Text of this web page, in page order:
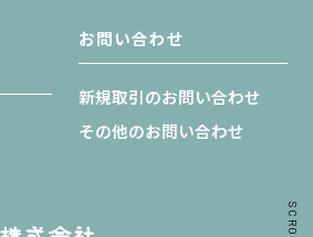
お問い合わせ
新規取引のお問い合わせ
その他のお問い合わせ